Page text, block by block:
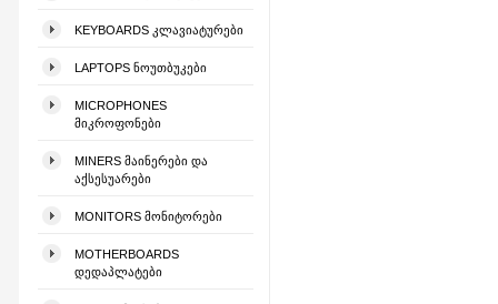
KEYBOARDS ᲙᲚᲐᲕᲘᲐᲢᲣᲠᲔᲑᲘ
LAPTOPS ᲜᲝᲣᲗᲑᲣᲙᲔᲑᲘ
MICROPHONES
ᲛᲘᲙᲠᲝᲤᲝᲜᲔᲑᲘ
MINERS ᲛᲐᲘᲜᲔᲠᲔᲑᲘ ᲓᲐ
ᲐᲥᲡᲔᲡᲣᲐᲠᲔᲑᲘ
MONITORS ᲛᲝᲜᲘᲢᲝᲠᲔᲑᲘ
MOTHERBOARDS
ᲓᲔᲓᲐᲞᲚᲐᲢᲔᲑᲘ